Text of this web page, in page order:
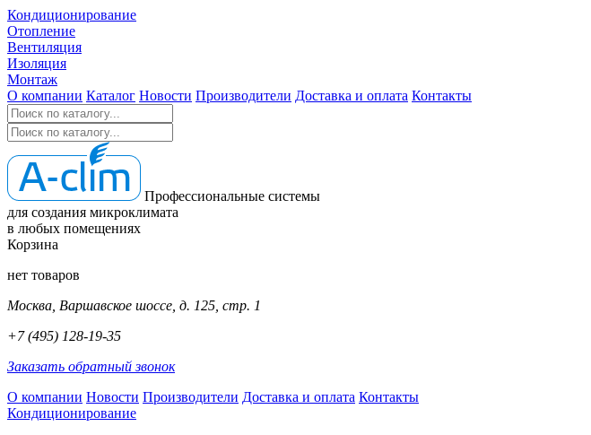
Кондиционирование
Отопление
Вентиляция
Изоляция
Монтаж
О компании Каталог Новости Производители Доставка и оплата Контакты
Профессиональные системы
для создания микроклимата
в любых помещениях
Корзина
нет товаров
Москва, Варшавское шоссе, д. 125, стр. 1
+7 (495) 128-19-35
Заказать обратный звонок
О компании Новости Производители Доставка и оплата Контакты
Кондиционирование